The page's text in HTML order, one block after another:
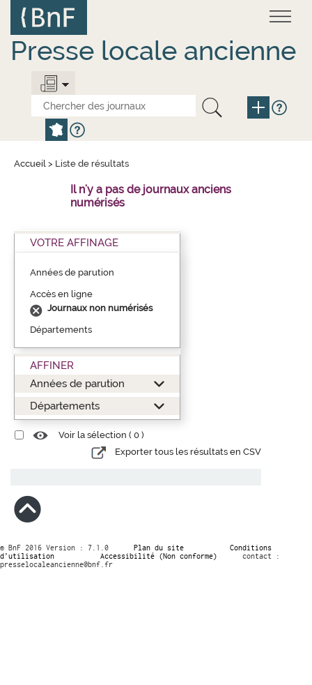
contenu
principal
Presse locale ancienne
Accueil > Liste de résultats
Il n'y a pas de journaux anciens
numérisés
VOTRE AFFINAGE
Années de parution
Accès en ligne
Journaux non numérisés
Départements
AFFINER
Années de parution
Départements
Voir la sélection ( 0 )
Exporter tous les résultats en CSV
© BnF 2016 Version : 7.1.0 Plan du site
Conditions
d’utilisation
Accessibilité (Non conforme)
contact :
presselocaleancienne@bnf.fr
Panneau de gestion des cookies